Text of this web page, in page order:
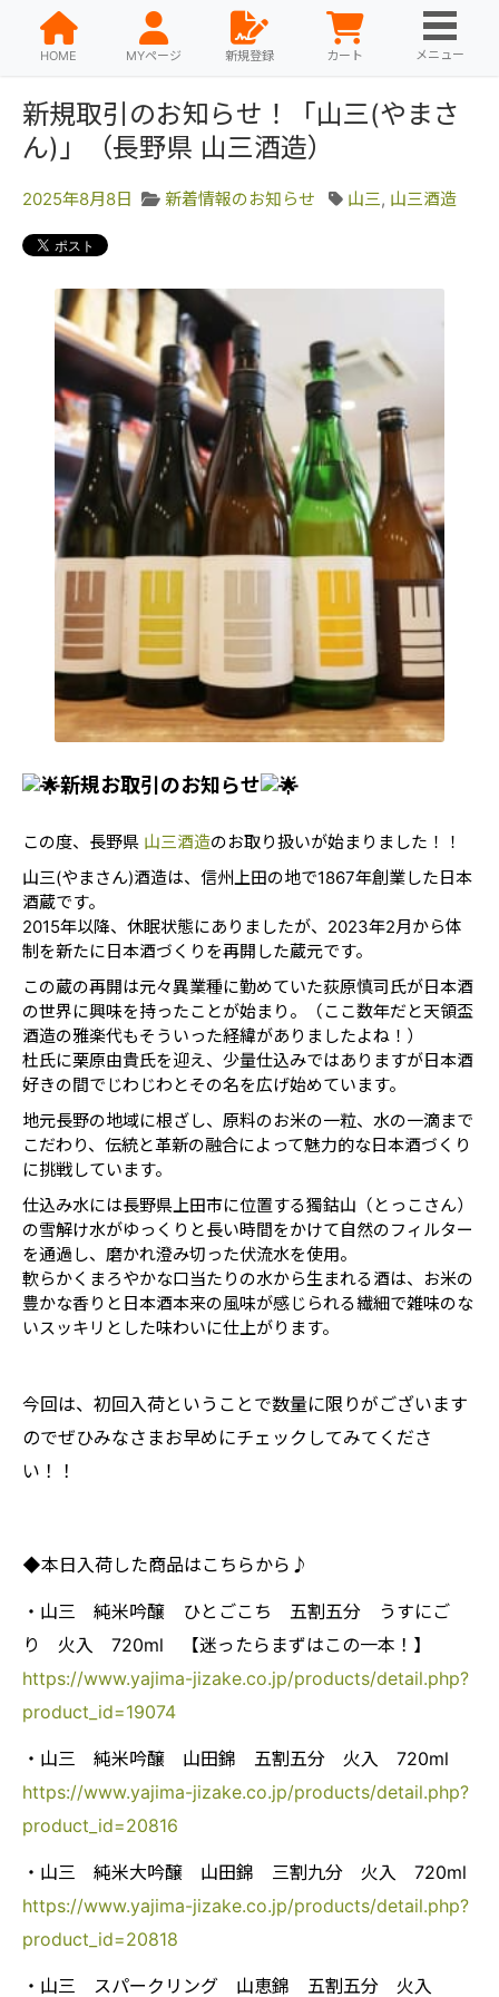
HOME MYページ 新規登録 カート メニュー
新規取引のお知らせ！「山三(やまさ
ん)」（長野県 山三酒造）
2025年8月8日 新着情報のお知らせ 山三, 山三酒造
新規お取引のお知らせ
この度、長野県 山三酒造のお取り扱いが始まりました！！
山三(やまさん)酒造は、信州上田の地で1867年創業した日本
酒蔵です。
2015年以降、休眠状態にありましたが、2023年2月から体
制を新たに日本酒づくりを再開した蔵元です。
この蔵の再開は元々異業種に勤めていた荻原慎司氏が日本酒
の世界に興味を持ったことが始まり。（ここ数年だと天領盃
酒造の雅楽代もそういった経緯がありましたよね！）
杜氏に栗原由貴氏を迎え、少量仕込みではありますが日本酒
好きの間でじわじわとその名を広げ始めています。
地元長野の地域に根ざし、原料のお米の一粒、水の一滴まで
こだわり、伝統と革新の融合によって魅力的な日本酒づくり
に挑戦しています。
仕込み水には長野県上田市に位置する獨鈷山（とっこさん）
の雪解け水がゆっくりと長い時間をかけて自然のフィルター
を通過し、磨かれ澄み切った伏流水を使用。
軟らかくまろやかな口当たりの水から生まれる酒は、お米の
豊かな香りと日本酒本来の風味が感じられる繊細で雑味のな
いスッキリとした味わいに仕上がります。
今回は、初回入荷ということで数量に限りがございます
のでぜひみなさまお早めにチェックしてみてくださ
い！！
◆本日入荷した商品はこちらから♪
・山三 純米吟醸 ひとごこち 五割五分 うすにご
り 火入 720ml 【迷ったらまずはこの一本！】
https://www.yajima-jizake.co.jp/products/detail.php?
product_id=19074
・山三 純米吟醸 山田錦 五割五分 火入 720ml
https://www.yajima-jizake.co.jp/products/detail.php?
product_id=20816
・山三 純米大吟醸 山田錦 三割九分 火入 720ml
https://www.yajima-jizake.co.jp/products/detail.php?
product_id=20818
・山三 スパークリング 山恵錦 五割五分 火入